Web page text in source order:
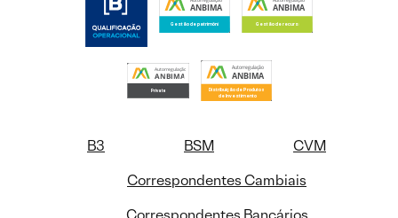
B3 BSM
CVM
Correspondentes Cambiais